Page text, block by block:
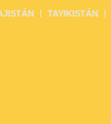
TAYIKISTÁN